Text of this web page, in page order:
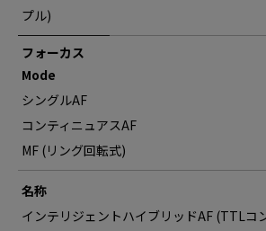
プル)
フォーカス
Mode
シングルAF
コンティニュアスAF
MF (リング回転式)
名称
インテリジェントハイブリッドAF (TTLコ